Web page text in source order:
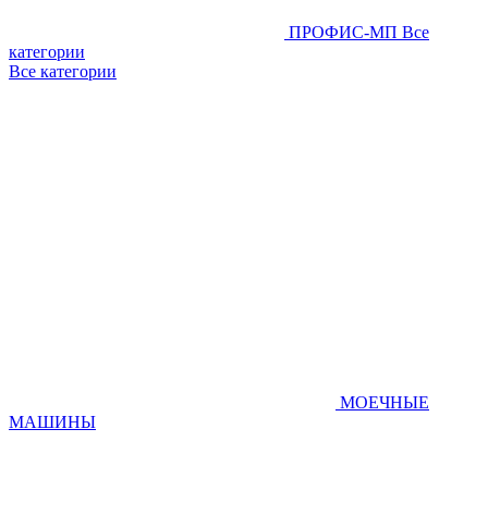
ПРОФИС-МП Все
категории
Все категории
МОЕЧНЫЕ
МАШИНЫ